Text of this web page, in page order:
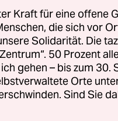
Tagung des
Polit-Ereignis von
aus allen Provinzen
an.
Kraft für eine offene
die sich vor
Solidarität. Die
50 Prozent
gehen – bis zum
Orte
Sind Sie